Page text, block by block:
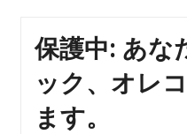
保護中: あな
ック、オレ
ます。